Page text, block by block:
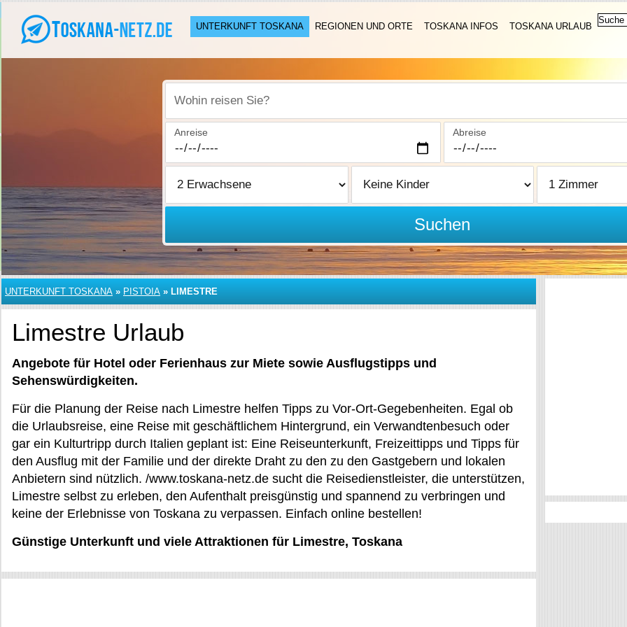
UNTERKUNFT TOSKANA REGIONEN UND ORTE TOSKANA INFOS TOSKANA URLAUB
Wohin reisen Sie?
Anreise Abreise
Suchen
UNTERKUNFT TOSKANA » PISTOIA » LIMESTRE
Limestre Urlaub
Angebote für Hotel oder Ferienhaus zur Miete sowie Ausflugstipps und
Sehenswürdigkeiten.
Für die Planung der Reise nach Limestre helfen Tipps zu Vor-Ort-Gegebenheiten. Egal ob
die Urlaubsreise, eine Reise mit geschäftlichem Hintergrund, ein Verwandtenbesuch oder
gar ein Kulturtripp durch Italien geplant ist: Eine Reiseunterkunft, Freizeittipps und Tipps für
den Ausflug mit der Familie und der direkte Draht zu den zu den Gastgebern und lokalen
Anbietern sind nützlich. /www.toskana-netz.de sucht die Reisedienstleister, die unterstützen,
Limestre selbst zu erleben, den Aufenthalt preisgünstig und spannend zu verbringen und
keine der Erlebnisse von Toskana zu verpassen. Einfach online bestellen!
Günstige Unterkunft und viele Attraktionen für Limestre, Toskana